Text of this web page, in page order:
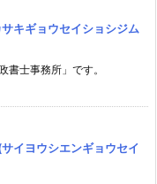
キギョウセイショシジム
書士事務所」です。
イヨウシエンギョウセイ